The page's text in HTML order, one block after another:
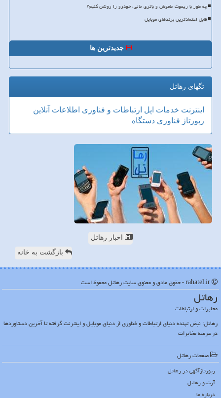
چه طور با ریموت خاموش و باتری خالی، خودرو را روشن کنیم؟
قابل اعتمادترین برندهای موبایل
جدیدترین ها
تگهای رهاتل
اینترنت خدمات اپل ارتباطات و فناوری اطلاعات آنلاین
رپورتاژ فناوری دستگاه
اخبار رهاتل
بازگشت به خانه
رهاتل
مخابرات و ارتباطات
رهاتل: نبض تپنده دنیای ارتباطات و فناوری از دنیای موبایل و اینترنت گرفته تا آخرین دستاوردها
در عرصه مخابرات
صفحات رهاتل
رپورتاژآگهی در رهاتل
آرشیو رهاتل
درباره ما